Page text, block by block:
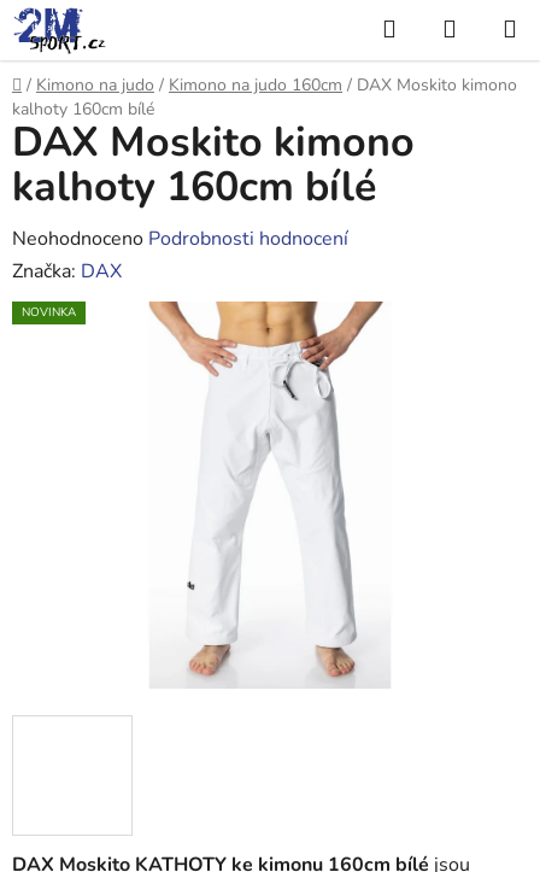
Přejít
na
obsah
Hledat
KOŠÍK
Domů
/ Kimono na judo / Kimono na judo 160cm / DAX Moskito kimono
kalhoty 160cm bílé
DAX Moskito KATHOTY ke kimonu 160cm bílé jsou
DAX Moskito kimono
kalhoty 160cm bílé
Průměrné
hodnocení
produktu
Neohodnoceno Podrobnosti hodnocení
Značka: DAX
NOVINKA